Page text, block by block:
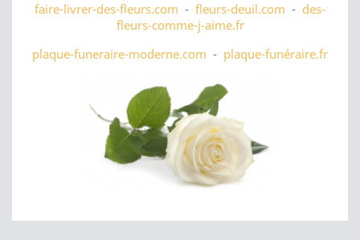
faire-livrer-des-fleurs.com - fleurs-deuil.com - des-
fleurs-comme-j-aime.fr
plaque-funeraire-moderne.com - plaque-funéraire.fr